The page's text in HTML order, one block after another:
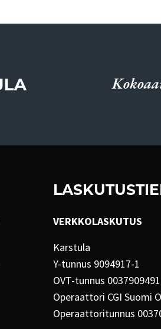
VERKKOLASKUTUS
Karstula
Y-tunnus 9094917-1
OVT-tunnus
Operaattori CGI Suomi
Operaattoritunnus